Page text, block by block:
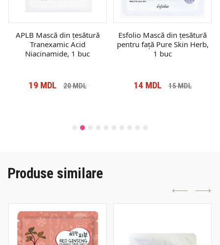
APLB Mască din țesătură
Tranexamic Acid
Niacinamide, 1 buc
19 MDL 20MDL
Esfolio Mască din țesătură
pentru față Pure Skin Herb,
1 buc
14 MDL 15MDL
Produse similare